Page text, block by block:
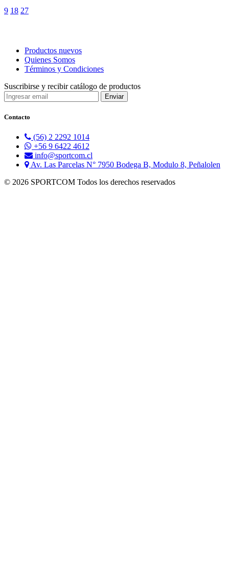
9 18 27
Productos nuevos
Quienes Somos
Términos y Condiciones
Suscribirse y recibir catálogo de productos
Contacto
(56) 2 2292 1014
+56 9 6422 4612
info@sportcom.cl
Av. Las Parcelas N° 7950 Bodega B, Modulo 8, Peñalolen
© 2026 SPORTCOM Todos los derechos reservados